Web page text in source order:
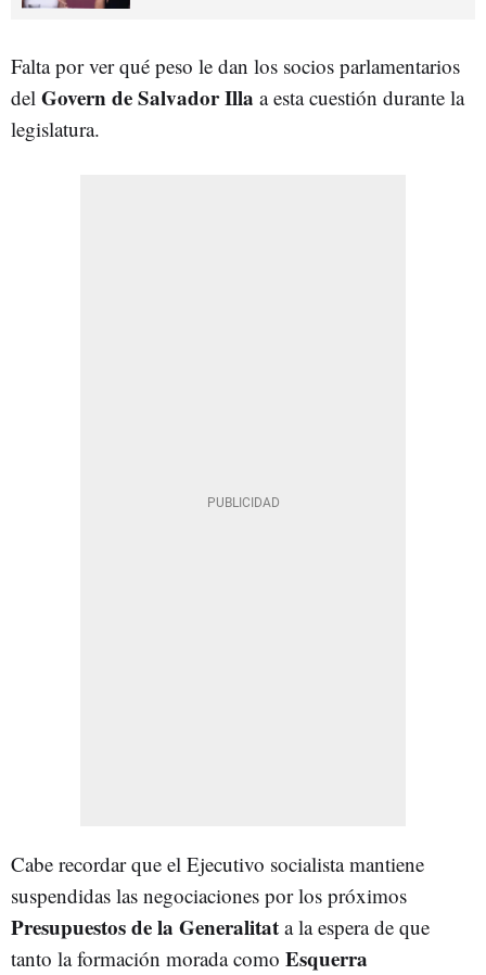
Falta por ver qué peso le dan los socios parlamentarios
del Govern de Salvador Illa a esta cuestión durante la
legislatura.
Cabe recordar que el Ejecutivo socialista mantiene
suspendidas las negociaciones por los próximos
Presupuestos de la Generalitat a la espera de que
tanto la formación morada como Esquerra